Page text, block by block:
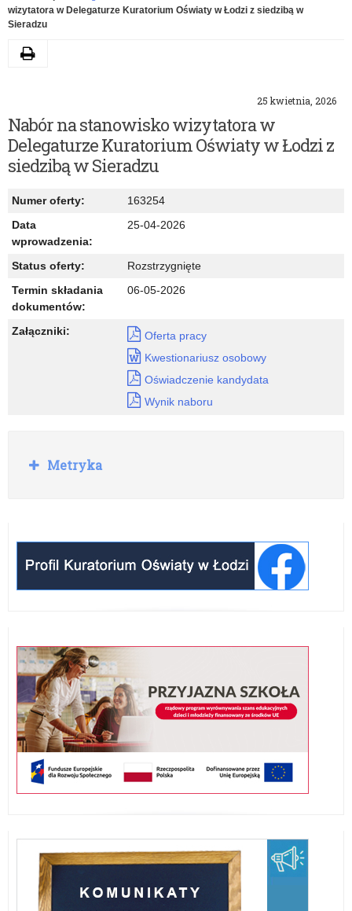
wizytatora w Delegaturze Kuratorium Oświaty w Łodzi z siedzibą w
Sieradzu
25 kwietnia, 2026
Nabór na stanowisko wizytatora w
Delegaturze Kuratorium Oświaty w Łodzi z
siedzibą w Sieradzu
Numer oferty:
163254
Data
wprowadzenia:
25-04-2026
Status oferty:
Rozstrzygnięte
Termin składania
dokumentów:
06-05-2026
Załączniki:
Oferta pracy
Kwestionariusz osobowy
Oświadczenie kandydata
Wynik naboru
Drukuj
Rozwiń
Metryka